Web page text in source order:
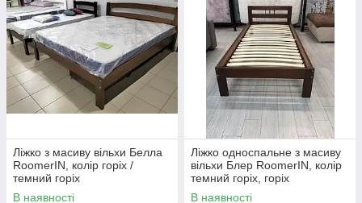
Ліжко з масиву вільхи Белла
RoomerIN, колір горіх /
темний горіх
В наявності
Ліжко односпальне з масиву
вільхи Блер RoomerIN, колір
темний горіх, горіх
В наявності